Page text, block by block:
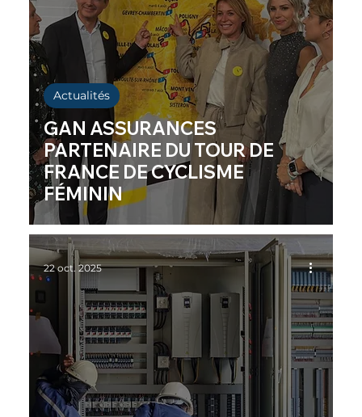
GAN ASSURANCES
PARTENAIRE DU TOUR DE
FRANCE DE CYCLISME
FÉMININ
Actualités
22 oct. 2025